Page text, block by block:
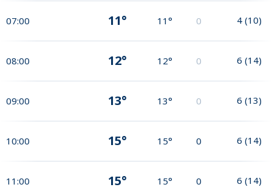
07:00 11° 11° 0 4 (10)
08:00 12° 12° 0 6 (14)
09:00 13° 13° 0 6 (13)
10:00 15° 15° 0 6 (14)
11:00 15° 15° 0 6 (14)